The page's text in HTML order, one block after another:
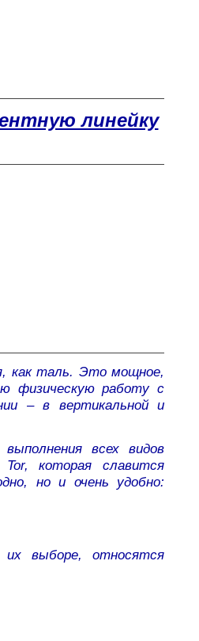
линейку
как таль. Это мощное,
физическую работу с
– в вертикальной и
всех видов
которая славится
но и очень удобно:
выборе, относятся